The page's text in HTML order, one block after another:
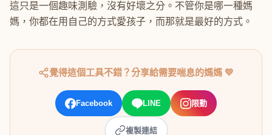
這只是一個趣味測驗，沒有好壞之分。不管你是哪一種媽
媽，你都在用自己的方式愛孩子，而那就是最好的方式。
覺得這個工具不錯？分享給需要喘息的媽媽 💛
Facebook LINE 限動
複製連結